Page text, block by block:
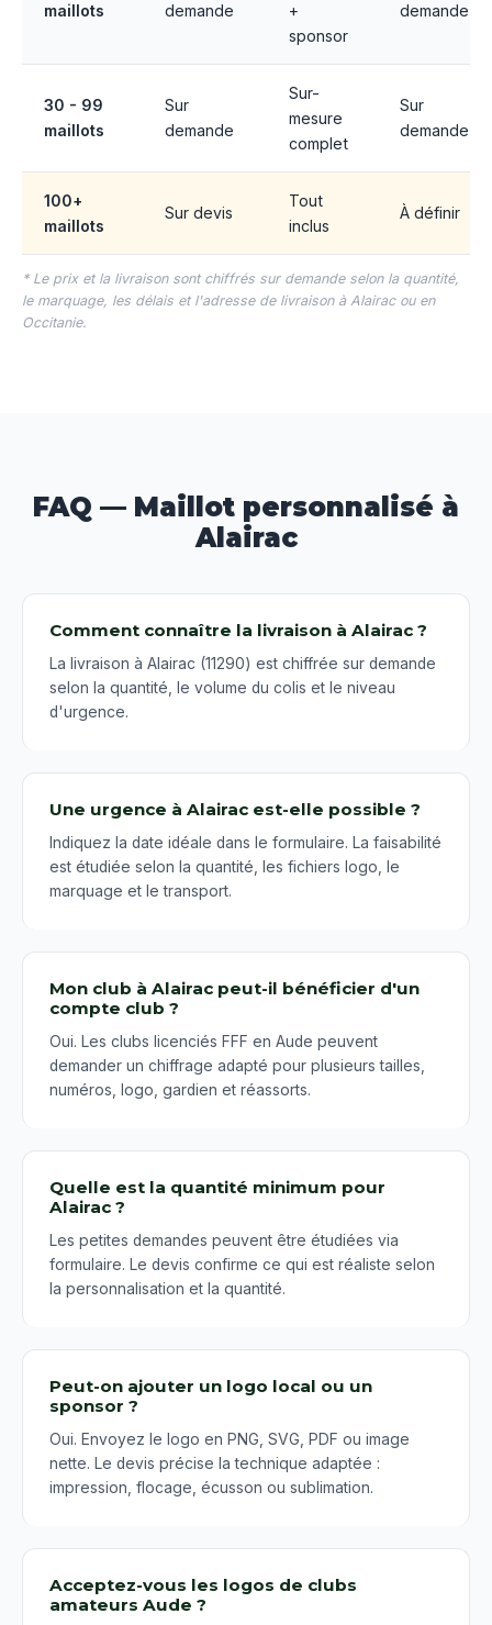
maillots
demande
+
sponsor
demande
30 - 99
maillots
Sur
demande
Sur-
mesure
complet
Sur
demande
100+
maillots
Sur devis
Tout
inclus
À définir
* Le prix et la livraison sont chiffrés sur demande selon la quantité,
le marquage, les délais et l'adresse de livraison à Alairac ou en
Occitanie.
FAQ — Maillot personnalisé à
Alairac
Comment connaître la livraison à Alairac ?
La livraison à Alairac (11290) est chiffrée sur demande
selon la quantité, le volume du colis et le niveau
d'urgence.
Une urgence à Alairac est-elle possible ?
Indiquez la date idéale dans le formulaire. La faisabilité
est étudiée selon la quantité, les fichiers logo, le
marquage et le transport.
Mon club à Alairac peut-il bénéficier d'un
compte club ?
Oui. Les clubs licenciés FFF en Aude peuvent
demander un chiffrage adapté pour plusieurs tailles,
numéros, logo, gardien et réassorts.
Quelle est la quantité minimum pour
Alairac ?
Les petites demandes peuvent être étudiées via
formulaire. Le devis confirme ce qui est réaliste selon
la personnalisation et la quantité.
Peut-on ajouter un logo local ou un
sponsor ?
Oui. Envoyez le logo en PNG, SVG, PDF ou image
nette. Le devis précise la technique adaptée :
impression, flocage, écusson ou sublimation.
Acceptez-vous les logos de clubs
amateurs Aude ?